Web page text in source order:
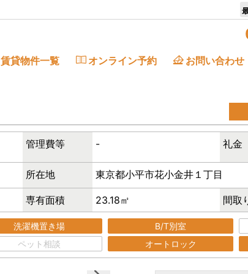
賃貸物件一覧 オンライン予約 お問い合わせ
管理費等 - 礼金
所在地 東京都小平市花小金井１丁目
専有面積 23.18㎡ 間取
洗濯機置き場 B/T別室
ペット相談 オートロック